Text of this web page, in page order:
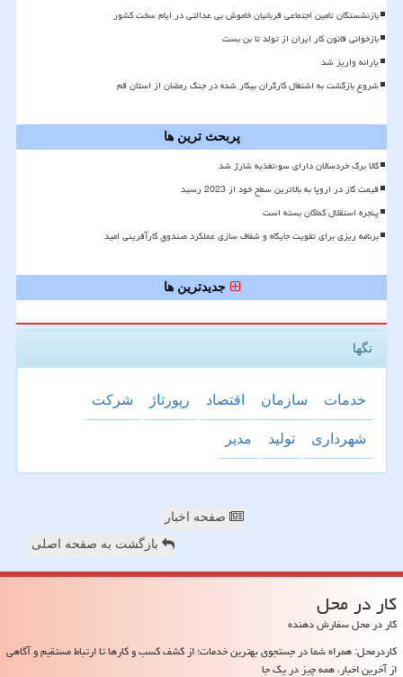
بازنشستگان تأمین اجتماعی قربانیان خاموش بی عدالتی در ایام سخت کشور
بازخوانی قانون کار ایران از تولد تا بن بست
یارانه واریز شد
شروع بازگشت به اشتغال کارگران بیکار شده در جنگ رمضان از استان قم
پربحث ترین ها
کالا برگ خردسالان دارای سوءتغذیه شارژ شد
قیمت گاز در اروپا به بالاترین سطح خود از 2023 رسید
پنجره استقلال کماکان بسته است
برنامه ریزی برای تقویت جایگاه و شفاف سازی عملکرد صندوق کارآفرینی امید
جدیدترین ها
تگها
خدمات سازمان اقتصاد رپورتاژ شركت
شهرداری تولید مدیر
صفحه اخبار
بازگشت به صفحه اصلی
كار در محل
کار در محل سفارش دهنده
کاردرمحل: همراه شما در جستجوی بهترین خدمات؛ از کشف کسب و کارها تا ارتباط مستقیم و آگاهی
از آخرین اخبار، همه چیز در یک جا